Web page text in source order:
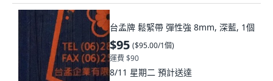
台孟牌 鬆緊帶 彈性強 8mm, 深藍, 1個
$95 ($95.00/1個)
運費 $90
8/11 星期二 預計送達